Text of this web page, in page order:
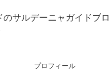
サルデーニャガイドブロ
プロフィール